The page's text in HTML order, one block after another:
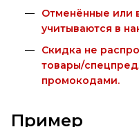
Отменённые или
учитываются в
Скидка не
товары/
промокодами.
Пример